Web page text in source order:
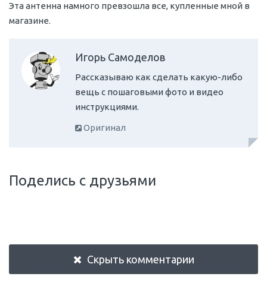
Эта антенна намного превзошла все, купленные мной в
магазине.
Игорь Самоделов
Рассказываю как сделать какую-либо
вещь с пошаговыми фото и видео
инструкциями.
Оригинал
Поделись с друзьями
Скрыть комментарии